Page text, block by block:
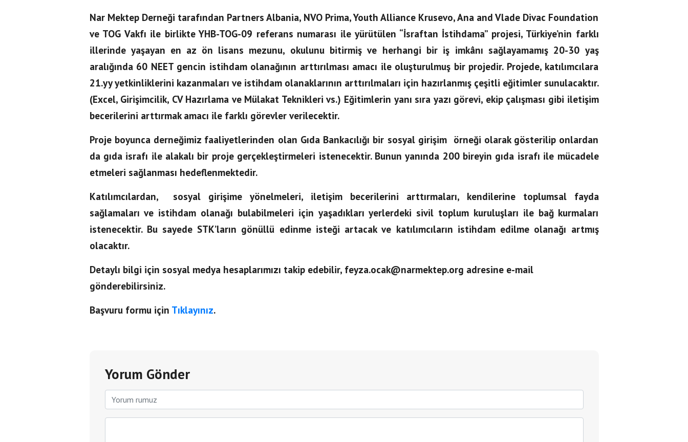
Nar Mektep Derneği tarafından Partners Albania, NVO Prima, Youth Alliance Krusevo, Ana and Vlade Divac Foundation
ve TOG Vakfı ile birlikte YHB-TOG-09 referans numarası ile yürütülen “İsraftan İstihdama” projesi, Türkiye’nin farklı
illerinde yaşayan en az ön lisans mezunu, okulunu bitirmiş ve herhangi bir iş imkânı sağlayamamış 20-30 yaş
aralığında 60 NEET gencin istihdam olanağının arttırılması amacı ile oluşturulmuş bir projedir. Projede, katılımcılara
21.yy yetkinliklerini kazanmaları ve istihdam olanaklarının arttırılmaları için hazırlanmış çeşitli eğitimler sunulacaktır.
(Excel, Girişimcilik, CV Hazırlama ve Mülakat Teknikleri vs.) Eğitimlerin yanı sıra yazı görevi, ekip çalışması gibi iletişim
becerilerini arttırmak amacı ile farklı görevler verilecektir.
Proje boyunca derneğimiz faaliyetlerinden olan Gıda Bankacılığı bir sosyal girişim örneği olarak gösterilip onlardan
da gıda israfı ile alakalı bir proje gerçekleştirmeleri istenecektir. Bunun yanında 200 bireyin gıda israfı ile mücadele
etmeleri sağlanması hedeflenmektedir.
Katılımcılardan, sosyal girişime yönelmeleri, iletişim becerilerini arttırmaları, kendilerine toplumsal fayda
sağlamaları ve istihdam olanağı bulabilmeleri için yaşadıkları yerlerdeki sivil toplum kuruluşları ile bağ kurmaları
istenecektir. Bu sayede STK’ların gönüllü edinme isteği artacak ve katılımcıların istihdam edilme olanağı artmış
olacaktır.
Detaylı bilgi için sosyal medya hesaplarımızı takip edebilir, feyza.ocak@narmektep.org adresine e-mail
gönderebilirsiniz.
Başvuru formu için Tıklayınız.
Yorum Gönder